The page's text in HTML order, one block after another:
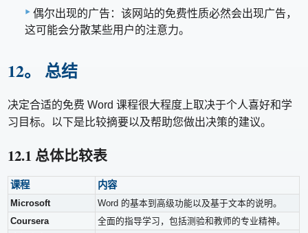
偶尔出现的广告：该网站的免费性质必然会出现广告，
这可能会分散某些用户的注意力。
12。 总结
决定合适的免费 Word 课程很大程度上取决于个人喜好和学
习目标。以下是比较摘要以及帮助您做出决策的建议。
12.1 总体比较表
课程 内容
Microsoft
Word 的基本到高级功能以及基于文本的说明。
Coursera
全面的指导学习，包括测验和教师的专业精神。